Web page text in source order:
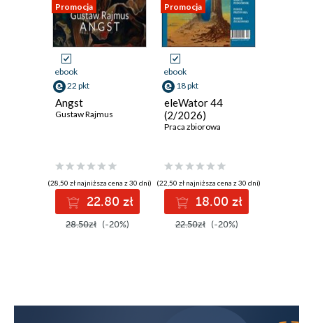
Promocja
ebook
22 pkt
Angst
Gustaw Rajmus
(28,50 zł najniższa cena z 30 dni)
22.80 zł
28.50zł (-20%)
Promocja
ebook
18 pkt
eleWator 44
(2/2026)
Praca zbiorowa
(22,50 zł najniższa cena z 30 dni)
18.00 zł
22.50zł (-20%)